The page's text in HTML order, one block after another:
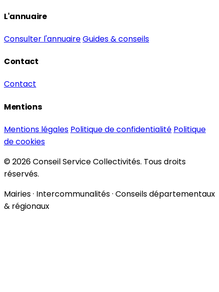
L'annuaire
Consulter l'annuaireGuides & conseils
Contact
Contact
Mentions
Mentions légales Politique de confidentialité Politique
de cookies
© 2026 Conseil Service Collectivités. Tous droits
réservés.
Mairies · Intercommunalités · Conseils départementaux
& régionaux